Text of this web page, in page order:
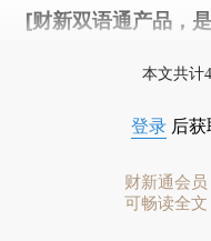
[财新双语通产品，
本文共计
登录 后
财新通会员
可畅读全文